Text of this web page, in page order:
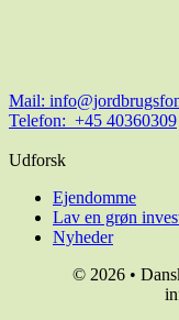
Mail:
Telefon: +45 40360309
Udforsk
Ejendomme
Lav en grøn
Nyheder
© 2026 •